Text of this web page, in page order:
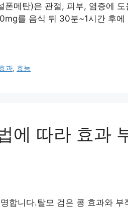
메탄)은 관절, 피부, 염증에
를 음식 뒤 30분~1시간 후에
과, 효능
에 따라 효과
합니다.탈모 검은 콩 효과와 부